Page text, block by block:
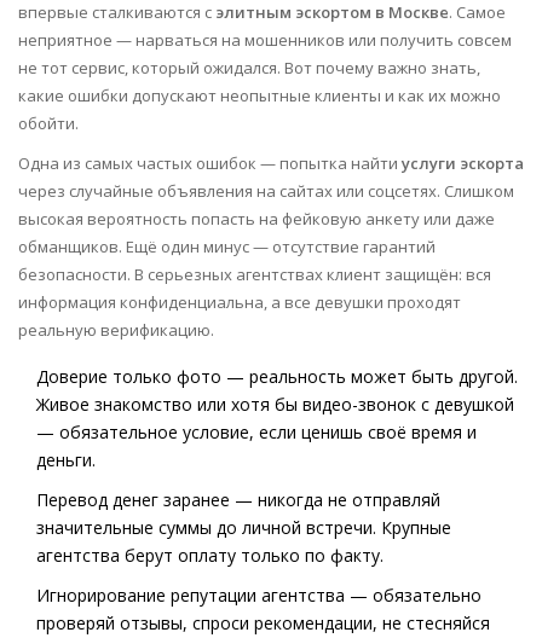
впервые сталкиваются с элитным эскортом в Москве. Самое
неприятное — нарваться на мошенников или получить совсем
не тот сервис, который ожидался. Вот почему важно знать,
какие ошибки допускают неопытные клиенты и как их можно
обойти.
Одна из самых частых ошибок — попытка найти услуги эскорта
через случайные объявления на сайтах или соцсетях. Слишком
высокая вероятность попасть на фейковую анкету или даже
обманщиков. Ещё один минус — отсутствие гарантий
безопасности. В серьезных агентствах клиент защищён: вся
информация конфиденциальна, а все девушки проходят
реальную верификацию.
Доверие только фото — реальность может быть другой.
Живое знакомство или хотя бы видео-звонок с девушкой
— обязательное условие, если ценишь своё время и
деньги.
Перевод денег заранее — никогда не отправляй
значительные суммы до личной встречи. Крупные
агентства берут оплату только по факту.
Игнорирование репутации агентства — обязательно
проверяй отзывы, спроси рекомендации, не стесняйся